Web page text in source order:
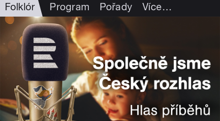
Folklór Program Pořady Více…